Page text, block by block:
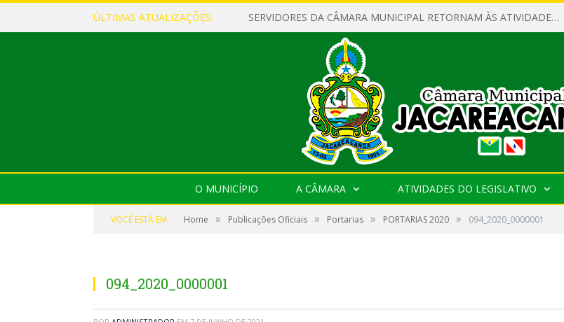
ÚLTIMAS ATUALIZAÇÕES: SERVIDORES DA CÂMARA MUNICIPAL RETORNAM ÀS ATIVIDADES APÓS O RECESSO PARLAMENTAR
O MUNICÍPIO A CÂMARA ATIVIDADES DO LEGISLATIVO
VOCÊ ESTÁ EM: Home » Publicações Oficiais » Portarias » PORTARIAS 2020 » 094_2020_0000001
094_2020_0000001